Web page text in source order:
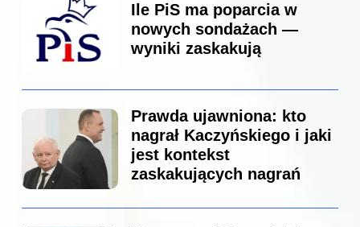
Ile PiS ma poparcia w
nowych sondażach —
wyniki zaskakują
Prawda ujawniona: kto
nagrał Kaczyńskiego i jaki
jest kontekst
zaskakujących nagrań